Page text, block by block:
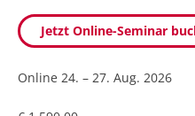
Jetzt Online-Seminar
Online 24. – 27. Aug. 2026